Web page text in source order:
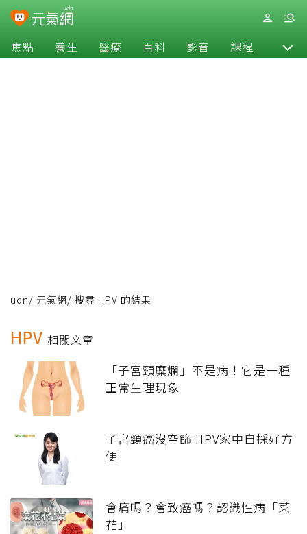
焦點 養生 醫療 百科 影音 課程 退休
udn/ 元氣網/ 搜尋 HPV 的結果
HPV 相關文章
「子宮頸糜爛」不是病！它是一種
正常生理現象
子宮頸癌沒空篩 HPV家中自採好方
便
會痛嗎？會致癌嗎？認識性病「菜
花」